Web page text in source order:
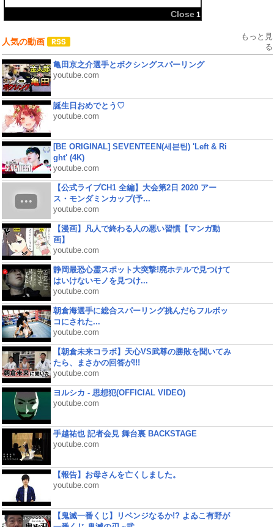
人気の動画
もっと見
る
亀田京之介選手とボクシングスパーリング
youtube.com
誕生日おめでとう♡
youtube.com
[BE ORIGINAL] SEVENTEEN(세븐틴) 'Left & Ri
ght' (4K)
youtube.com
【公式ライブCH1 全編】大会第2日 2020 アー
ス・モンダミンカップ(予...
youtube.com
【漫画】凡人で終わる人の悪い習慣【マンガ動
画】
youtube.com
静岡最恐心霊スポット大突撃!廃ホテルで見つけて
はいけないモノを見つけ...
youtube.com
朝倉海選手に総合スパーリング挑んだらフルボッ
コにされた...
youtube.com
【朝倉未来コラボ】天心VS武尊の勝敗を聞いてみ
たら、まさかの回答が!!!
youtube.com
ヨルシカ - 思想犯(OFFICIAL VIDEO)
youtube.com
手越祐也 記者会見 舞台裏 BACKSTAGE
youtube.com
【報告】お母さんを亡くしました。
youtube.com
【鬼滅一番くじ】リベンジなるか!? よゐこ有野が